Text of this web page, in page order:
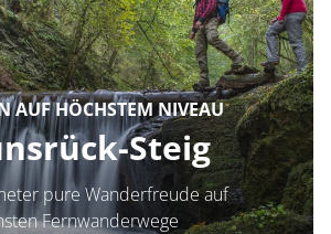
AUF HÖCHSTEM NIVEAU
Steig
pure Wanderfreude auf
Fernwanderwege